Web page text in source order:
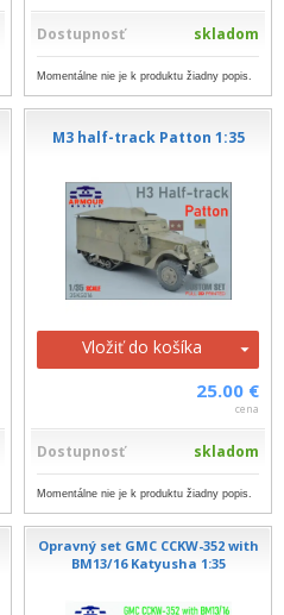
Dostupnosť skladom
Momentálne nie je k produktu žiadny popis.
M3 half-track Patton 1:35
Vložiť do košíka
25.00 €
cena
Dostupnosť skladom
Momentálne nie je k produktu žiadny popis.
Opravný set GMC CCKW-352 with
BM13/16 Katyusha 1:35